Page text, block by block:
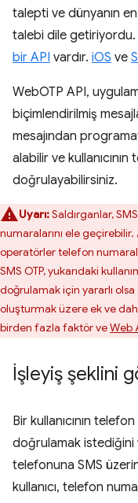
talepti ve dünyanın
talebi dile
bir API vardır. iOS ve
WebOTP API,
biçimlendirilmiş
mesajından
alabilir ve
doğrulayabilirsiniz.
Uyarı:Saldırganlar,
numaralarını ele geçirebilir.
operatörler telefon
SMS OTP, yukarıdaki
doğrulamak için yararlı
oluşturmak üzere ek ve
birden fazla faktör veWeb
İşleyiş şeklini
Bir kullanıcının
doğrulamak istediğini
telefonuna SMS
kullanıcı, telefon